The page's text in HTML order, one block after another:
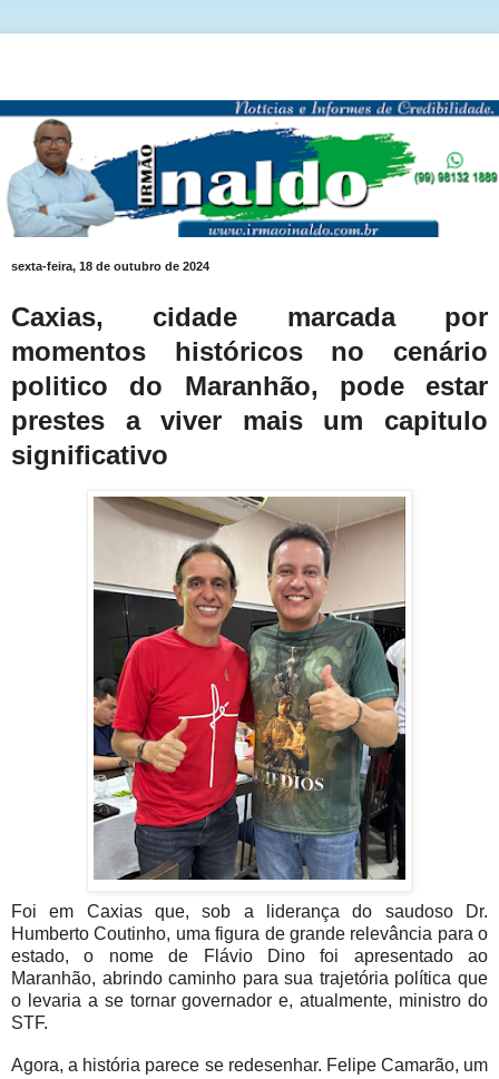
sexta-feira, 18 de outubro de 2024
Caxias, cidade marcada por
momentos históricos no cenário
politico do Maranhão, pode estar
prestes a viver mais um capitulo
significativo
Foi em Caxias que, sob a liderança do saudoso Dr.
Humberto Coutinho, uma figura de grande relevância para o
estado, o nome de Flávio Dino foi apresentado ao
Maranhão, abrindo caminho para sua trajetória política que
o levaria a se tornar governador e, atualmente, ministro do
STF.
Agora, a história parece se redesenhar. Felipe Camarão, um